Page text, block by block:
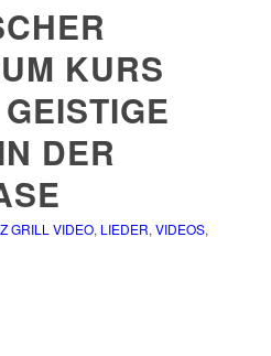
KURS
DER
GRILL VIDEO, LIEDER, VIDEOS,